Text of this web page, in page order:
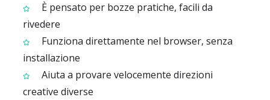
È pensato per bozze pratiche, facili da
rivedere
Funziona direttamente nel browser, senza
installazione
Aiuta a provare velocemente direzioni
creative diverse